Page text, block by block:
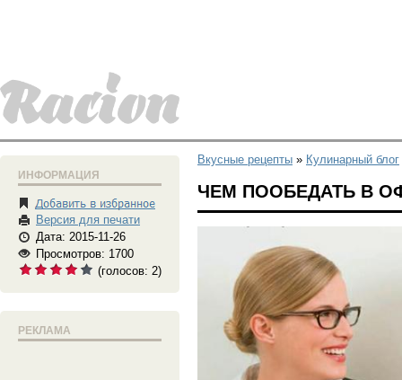
Вкусные рецепты » Кулинарный блог
ИНФОРМАЦИЯ
Версия для печати
Дата: 2015-11-26
Просмотров: 1700
(голосов: 2)
РЕКЛАМА
ЧЕМ ПООБЕДАТЬ В